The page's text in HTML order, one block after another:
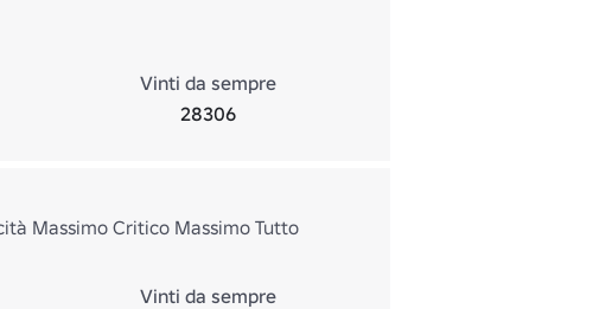
Vinti da sempre
28306
Massimo Critico Massimo Tutto
Vinti da sempre